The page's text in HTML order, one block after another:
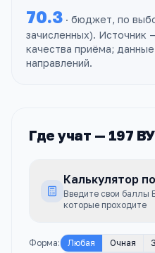
70.3 · бюджет, по
зачисленных).
качества приёма; данные
направлений.
Где учат — 197
Калькулятор
Введите свои баллы
которые проходите
Форма: Любая Очная